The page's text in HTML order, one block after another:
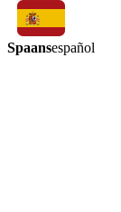
Spaansespañol